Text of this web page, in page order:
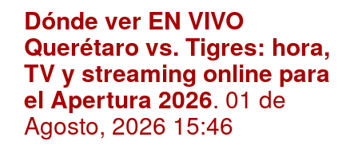
Dónde ver EN VIVO
Querétaro vs. Tigres: hora,
TV y streaming online para
el Apertura 2026. 01 de
Agosto, 2026 15:46